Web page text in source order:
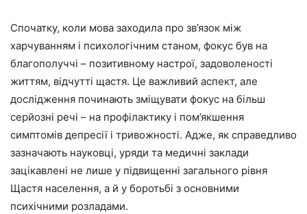
Спочатку, коли мова заходила про зв’язок між
харчуванням і психологічним станом, фокус був на
благополуччі – позитивному настрої, задоволеності
життям, відчутті щастя. Це важливий аспект, але
дослідження починають зміщувати фокус на більш
серйозні речі – на профілактику і пом’якшення
симптомів депресії і тривожності. Адже, як справедливо
зазначають науковці, уряди та медичні заклади
зацікавлені не лише у підвищенні загального рівня
Щастя населення, а й у боротьбі з основними
психічними розладами.